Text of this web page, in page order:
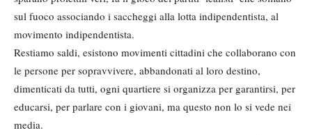
sul fuoco associando i saccheggi alla lotta indipendentista, al
movimento indipendentista.
Restiamo saldi, esistono movimenti cittadini che collaborano con
le persone per sopravvivere, abbandonati al loro destino,
dimenticati da tutti, ogni quartiere si organizza per garantirsi, per
educarsi, per parlare con i giovani, ma questo non lo si vede nei
media.